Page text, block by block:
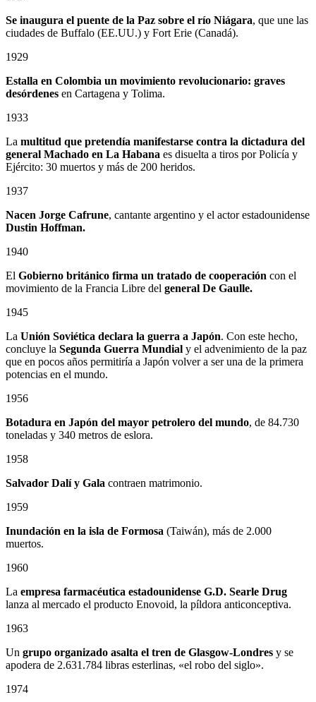
Se inaugura el puente de la Paz sobre el río Niágara, que une las
ciudades de Buffalo (EE.UU.) y Fort Erie (Canadá).
1929
Estalla en Colombia un movimiento revolucionario: graves
desórdenes en Cartagena y Tolima.
1933
La multitud que pretendía manifestarse contra la dictadura del
general Machado en La Habana es disuelta a tiros por Policía y
Ejército: 30 muertos y más de 200 heridos.
1937
Nacen Jorge Cafrune, cantante argentino y el actor estadounidense
Dustin Hoffman.
1940
El Gobierno británico firma un tratado de cooperación con el
movimiento de la Francia Libre del general De Gaulle.
1945
La Unión Soviética declara la guerra a Japón. Con este hecho,
concluye la Segunda Guerra Mundial y el advenimiento de la paz
que en pocos años permitiría a Japón volver a ser una de la primera
potencias en el mundo.
1956
Botadura en Japón del mayor petrolero del mundo, de 84.730
toneladas y 340 metros de eslora.
1958
Salvador Dalí y Gala contraen matrimonio.
1959
Inundación en la isla de Formosa (Taiwán), más de 2.000
muertos.
1960
La empresa farmacéutica estadounidense G.D. Searle Drug
lanza al mercado el producto Enovoid, la píldora anticonceptiva.
1963
Un grupo organizado asalta el tren de Glasgow-Londres y se
apodera de 2.631.784 libras esterlinas, «el robo del siglo».
1974